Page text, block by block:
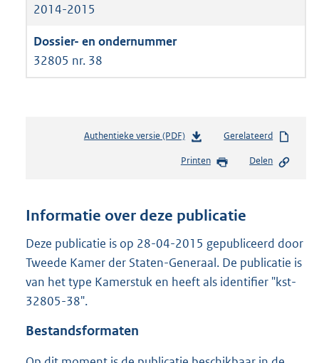
2014-2015
32805 nr. 38
Authentieke versie (PDF)b
s
n
s
r
o
:
Gerelateerd
Printen Delen
Informatie over deze publicatie
Deze publicatie is op 28-04-2015 gepubliceerd door
Tweede Kamer der Staten-Generaal. De publicatie is
van het type Kamerstuk en heeft als identifier "kst-
32805-38".
Bestandsformaten